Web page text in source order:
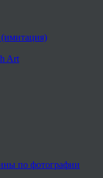
Art